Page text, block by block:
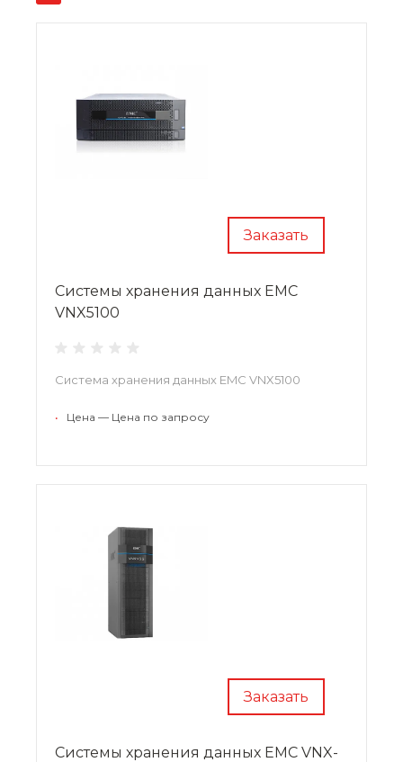
Заказать
Системы хранения данных EMC
VNX5100
Система хранения данных EMC VNX5100
• Цена — Цена по запросу
Заказать
Системы хранения данных EMC VNX-